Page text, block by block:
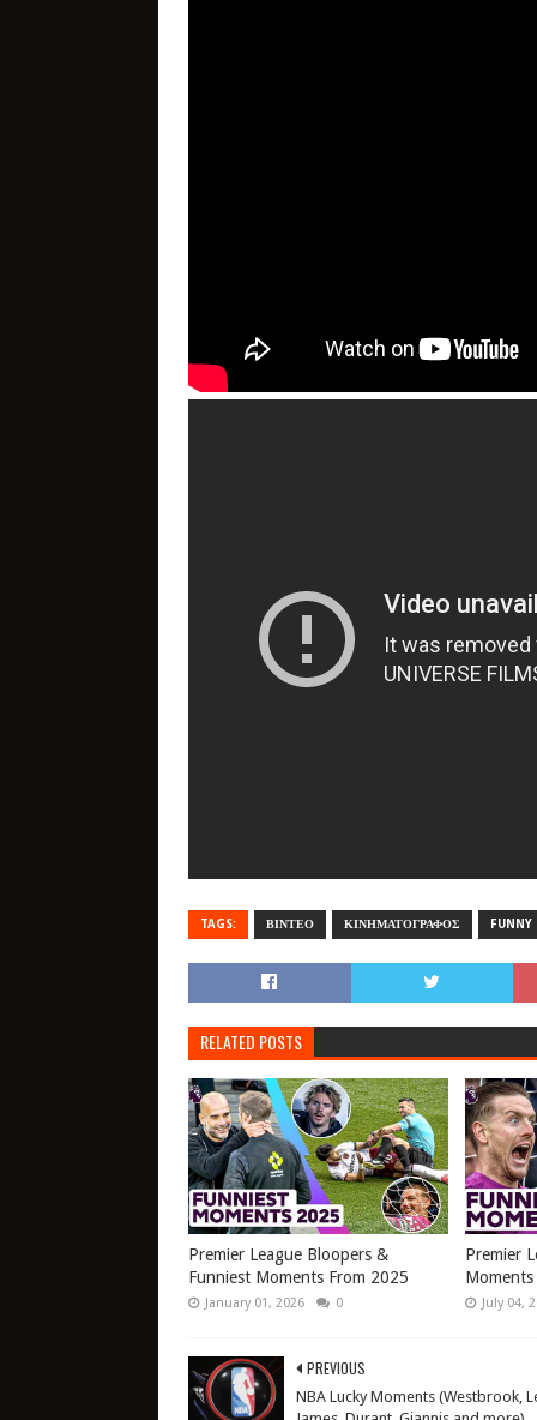
TAGS: ΒΙΝΤΕΟ ΚΙΝΗΜΑΤΟΓΡΑΦΟΣ FUNNY
RELATED POSTS
Premier League Bloopers &
Funniest Moments From 2025
January 01, 2026 0
Premier
July 04,
PREVIOUS
NBA Lucky Moments (Westbrook,